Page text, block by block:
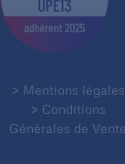
> Mentions légales
> Conditions
Générales de Vente